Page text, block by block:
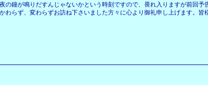
鐘が鳴りだすんじゃないかという時刻ですので、畏れ入りますが前回予
らず、変わらずお訪ね下さいました方々に心より御礼申し上げます。皆